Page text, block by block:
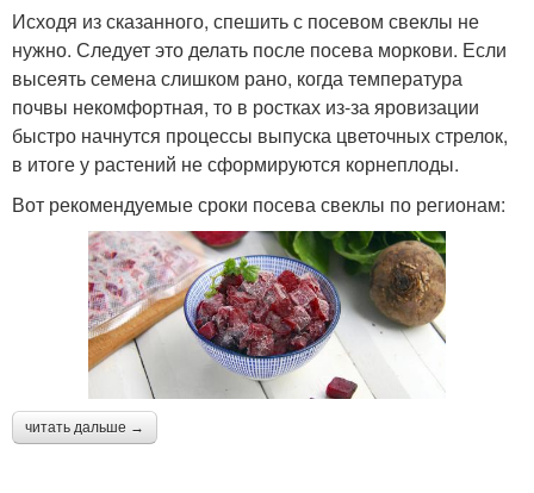
Исходя из сказанного, спешить с посевом свеклы не
нужно. Следует это делать после посева моркови. Если
высеять семена слишком рано, когда температура
почвы некомфортная, то в ростках из-за яровизации
быстро начнутся процессы выпуска цветочных стрелок,
в итоге у растений не сформируются корнеплоды.
Вот рекомендуемые сроки посева свеклы по регионам:
читать дальше →